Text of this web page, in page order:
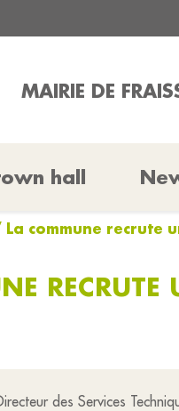
MAIRIE DE
hall
La commune recrute
RECRUTE
des Services